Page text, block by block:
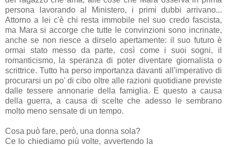
persona lavorando al Ministero, i primi dubbi arrivano...
Attorno a lei c'è chi resta immobile nel suo credo fascista,
ma Mara si accorge che tutte le convinzioni sono incrinate,
anche se non riesce a dirselo apertamente: il suo futuro è
ormai stato messo da parte, così come i suoi sogni, il
romanticismo, la speranza di poter diventare giornalista o
scrittrice. Tutto ha perso importanza davanti all'imperativo di
procurarsi un po' di cibo oltre alle razioni quotidiane previste
dalle tessere annonarie della famiglia. E questo a causa
della guerra, a causa di scelte che adesso le sembrano
molto meno sensate di un tempo.
Cosa può fare, però, una donna sola?
Ce lo chiediamo più volte, avvertendo la